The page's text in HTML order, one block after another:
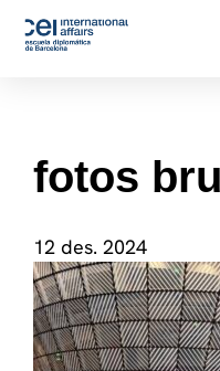
fotos
12 des. 2024